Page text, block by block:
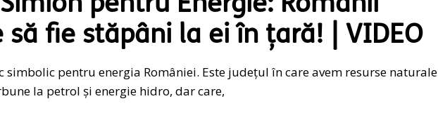
să fie stăpâni la ei în țară! | VIDEO
simbolic pentru energia României. Este județul în care avem resurse naturale
la petrol și energie hidro, dar care,